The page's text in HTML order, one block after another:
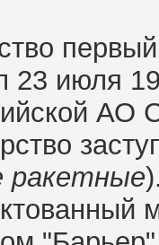
23 июля
АО
ракетные